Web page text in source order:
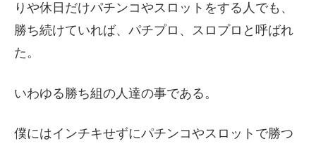
りや休日だけパチンコやスロットをする人でも、
勝ち続けていれば、パチプロ、スロプロと呼ばれ
た。
いわゆる勝ち組の人達の事である。
僕にはインチキせずにパチンコやスロットで勝つ